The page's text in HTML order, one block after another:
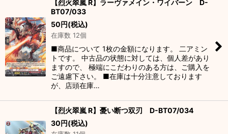
【烈火翠嵐 R】ラーヴァメイン・ワイバーン D-
BT07/033
50円(税込)
在庫数 12個
■商品について 1枚の金額になります。 二アミン
トです。 中古品の状態に対しては、個人差があり
ますので、 極端にこだわりのある方は、ご購入を
ご遠慮下さい。 ■在庫は十分注意しております
が、店頭在庫…
【烈火翠嵐 R】憂い断つ双刃 D-BT07/034
30円(税込)